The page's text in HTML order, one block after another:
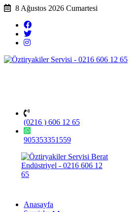
8 Ağustos 2026 Cumartesi
(0216 ) 606 12 65
905353351559
Anasayfa